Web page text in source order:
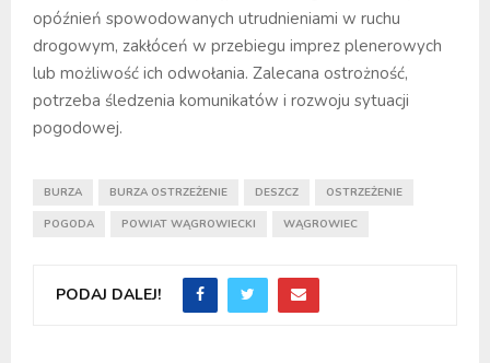
opóźnień spowodowanych utrudnieniami w ruchu
drogowym, zakłóceń w przebiegu imprez plenerowych
lub możliwość ich odwołania. Zalecana ostrożność,
potrzeba śledzenia komunikatów i rozwoju sytuacji
pogodowej.
BURZA BURZA OSTRZEŻENIE DESZCZ OSTRZEŻENIE
POGODA POWIAT WĄGROWIECKI WĄGROWIEC
PODAJ DALEJ!